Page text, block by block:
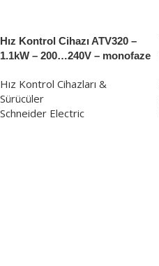
Hız Kontrol Cihazı ATV320 –
1.1kW – 200…240V – monofaze
Hız Kontrol Cihazları &
Sürücüler
Schneider Electric